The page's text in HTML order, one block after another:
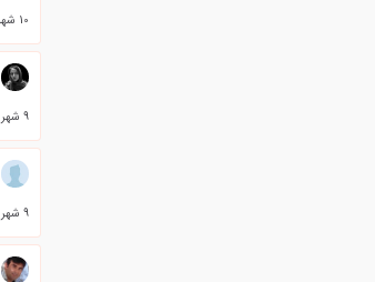
10 شهریور 1391
9 شهریور 1391
9 شهریور 1391